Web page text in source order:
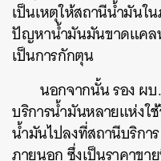
เป็นเหตุให้สถานีน้ำมันใ
ปัญหาน้ำมันมันขาดแคล
เป็นการกักตุน
นอกจากนั้น รอง ผ
บริการน้ำมันหลายแห่งใ
น้ำมันไปลงที่สถานีบริกา
ภายนอก ซึ่งเป็นราคาขา